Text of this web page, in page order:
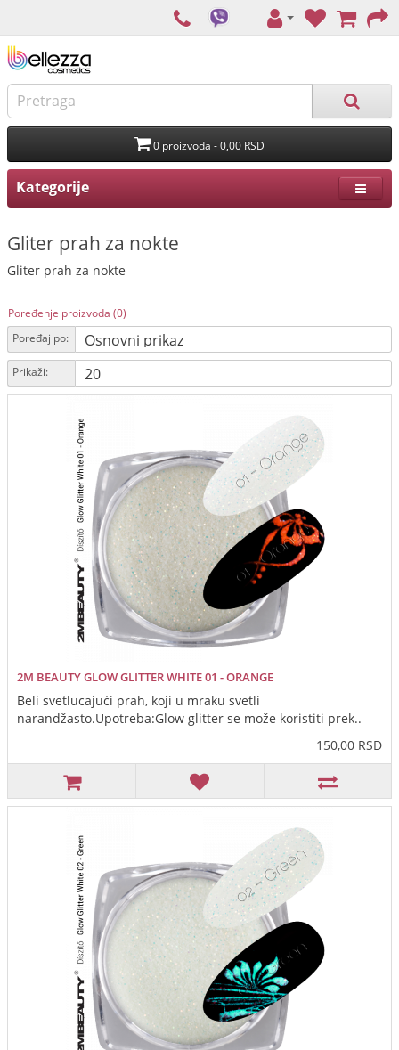
0 proizvoda - 0,00 RSD
Kategorije
Gliter prah za nokte
Gliter prah za nokte
Poređenje proizvoda (0)
Poređaj po:
Prikaži:
2M BEAUTY GLOW GLITTER WHITE 01 - ORANGE
Beli svetlucajući prah, koji u mraku svetli
narandžasto.Upotreba:Glow glitter se može koristiti prek..
150,00 RSD